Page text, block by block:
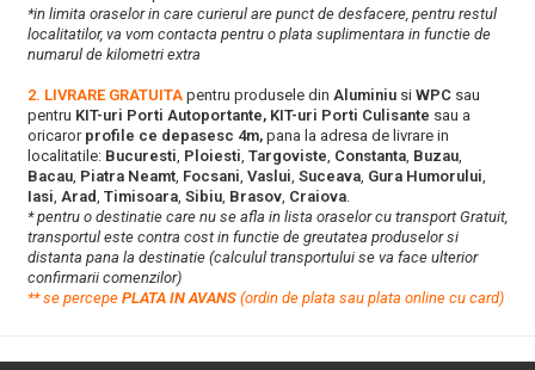
*in limita oraselor in care curierul are punct de desfacere, pentru restul
localitatilor, va vom contacta pentru o plata suplimentara in functie de
numarul de kilometri extra
2. LIVRARE GRATUITA pentru produsele din Aluminiu si WPC sau
pentru KIT-uri Porti Autoportante, KIT-uri Porti Culisante sau a
oricarorprofile ce depasesc 4m, pana la adresa de livrare in
localitatile: Bucuresti, Ploiesti, Targoviste, Constanta, Buzau,
Bacau, Piatra Neamt, Focsani, Vaslui, Suceava, Gura Humorului,
Iasi, Arad, Timisoara, Sibiu, Brasov, Craiova.
* pentru o destinatie care nu se afla in lista oraselor cu transport Gratuit,
transportul este contra cost in functie de greutatea produselor si
distanta pana la destinatie (calculul transportului se va face ulterior
confirmarii comenzilor)
**se percepe PLATA IN AVANS (ordin de plata sau plata online cu card)